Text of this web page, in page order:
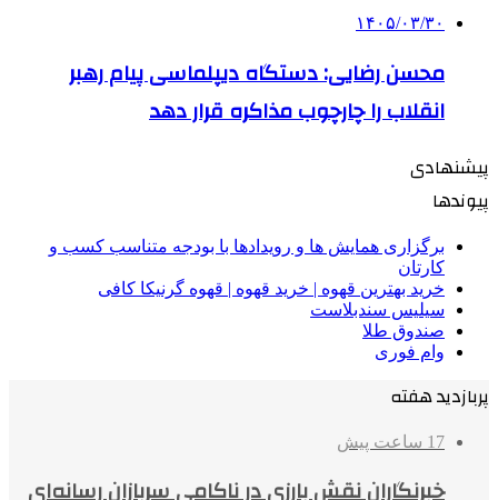
۱۴۰۵/۰۳/۳۰
محسن رضایی: دستگاه دیپلماسی پیام رهبر
انقلاب را چارچوب مذاکره قرار دهد
پیشنهادی
پیوندها
برگزاری همایش ها و رویدادها با بودجه متناسب کسب و
کارتان
خرید بهترین قهوه | خرید قهوه | قهوه گرنیکا کافی
سیلیس سندبلاست
صندوق طلا
وام فوری
پربازدید هفته
17 ساعت پیش
خبرنگاران نقش بارزی در ناکامی سربازان رسانه‌ای